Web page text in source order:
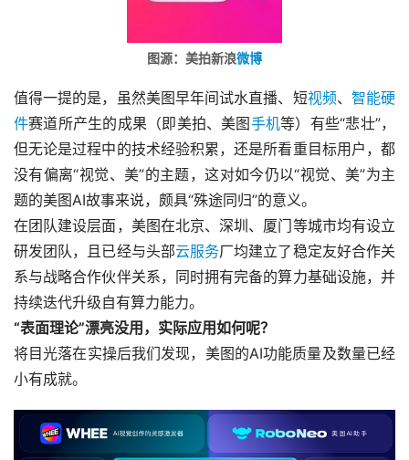
图源：美拍新浪微博
值得一提的是，虽然美图早年间试水直播、短视频、 智能硬
件赛道所产生的成果（即美拍、美图手机等）有些“悲壮”，
但无论是过程中的技术经验积累，还是所看重目标用户，都
没有偏离“视觉、美”的主题，这对如今仍以“视觉、美”为主
题的美图AI故事来说，颇具“殊途同归”的意义。
在团队建设层面，美图在北京、深圳、厦门等城市均有设立
研发团队，且已经与头部云服务厂均建立了稳定友好合作关
系与战略合作伙伴关系，同时拥有完备的算力基础设施，并
持续迭代升级自有算力能力。
“表面理论”漂亮没用，实际应用如何呢？
将目光落在实操后我们发现，美图的AI功能质量及数量已经
小有成就。